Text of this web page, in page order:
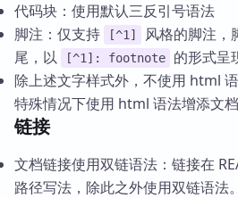
代码块：使用默认三反引号语法
脚注：仅支持
[^1]
风格的脚注，
尾，以
[^1]: footnote
的形式呈
除上述文字样式外，不使用 html
特殊情况下使用 html 语法增添文档
链接
文档链接使用双链语法：链接在
路径写法，除此之外使用双链语法